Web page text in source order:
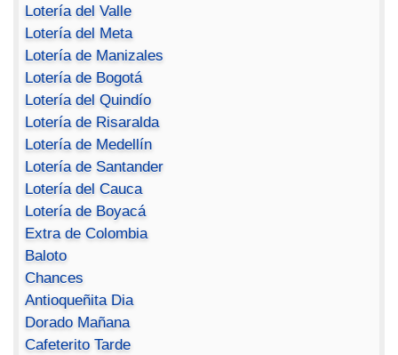
Lotería del Valle
Lotería del Meta
Lotería de Manizales
Lotería de Bogotá
Lotería del Quindío
Lotería de Risaralda
Lotería de Medellín
Lotería de Santander
Lotería del Cauca
Lotería de Boyacá
Extra de Colombia
Baloto
Chances
Antioqueñita Dia
Dorado Mañana
Cafeterito Tarde